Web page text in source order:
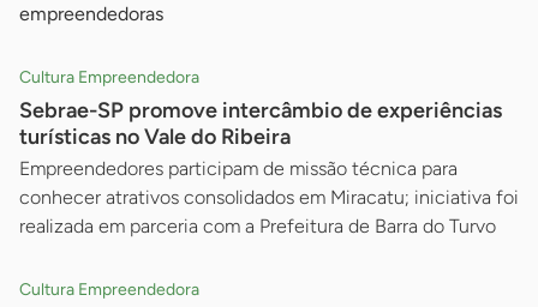
empreendedoras
Cultura Empreendedora
Sebrae-SP promove intercâmbio de experiências
turísticas no Vale do Ribeira
Empreendedores participam de missão técnica para
conhecer atrativos consolidados em Miracatu; iniciativa foi
realizada em parceria com a Prefeitura de Barra do Turvo
Cultura Empreendedora